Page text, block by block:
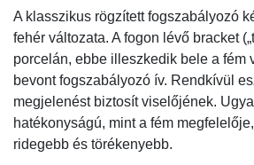
A klasszikus rögzített fogszabályozó
fehér változata. A fogon lévő bracket
porcelán, ebbe illeszkedik bele a fém
bevont fogszabályozó ív. Rendkívül
megjelenést biztosít viselőjének.
hatékonyságú, mint a fém
ridegebb és törékenyebb.